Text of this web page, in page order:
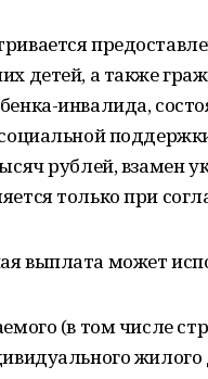
детей, а также
инвалида,
рублей, взамен
только при
выплата может
(в том числе
жилого